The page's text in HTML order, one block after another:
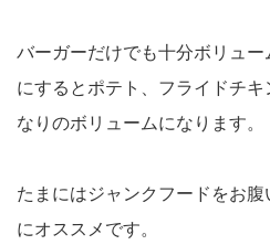
バーガーだけでも十分ボリュー
にするとポテト、フライドチ
なりのボリュームになります。
たまにはジャンクフードをお
にオススメです。